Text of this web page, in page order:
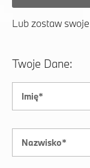
Lub zostaw
Twoje Dane: